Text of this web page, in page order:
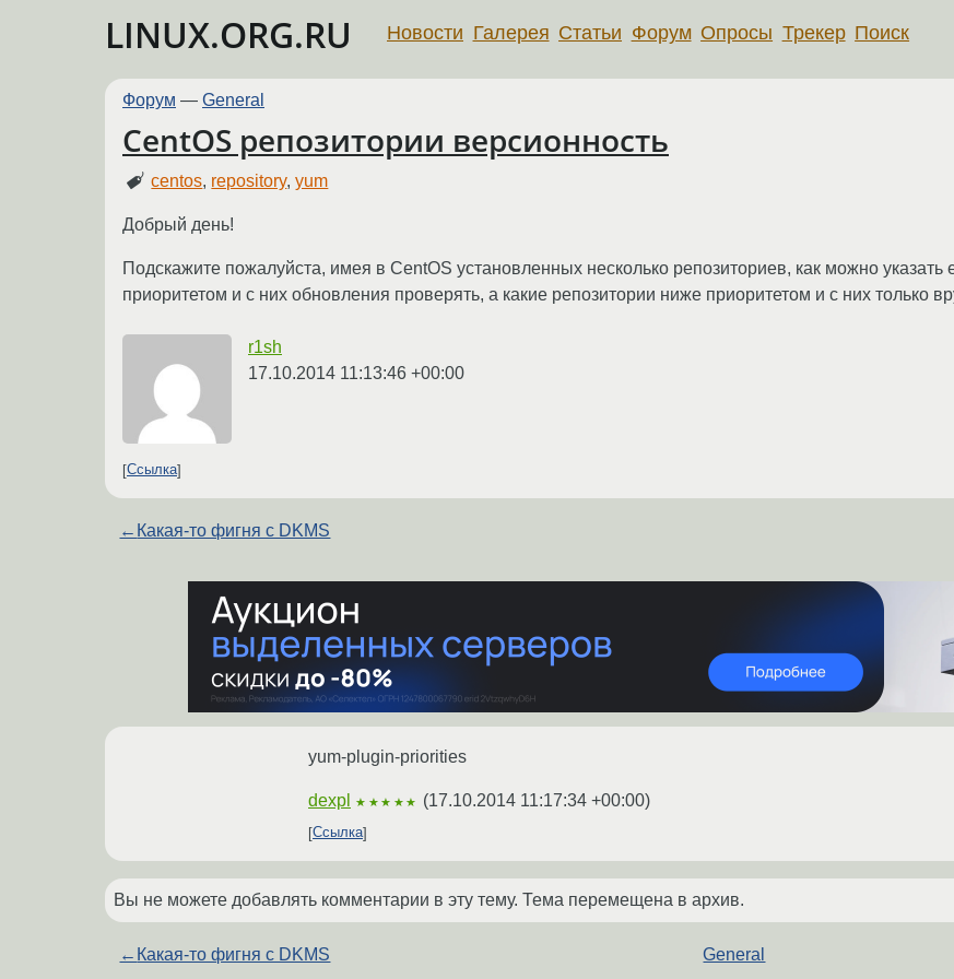
LINUX.ORG.RU Новости Галерея Статьи Форум Опросы Трекер Поиск
Форум — General
CentOS репозитории версионность
centos, repository,yum
Добрый день!
Подскажите пожалуйста, имея в CentOS установленных несколько репозиториев, как можно указать
приоритетом и с них обновления проверять, а какие репозитории ниже приоритетом и с них только
r1sh
17.10.2014 11:13:46 +00:00
Ссылка
← Какая-то фигня с DKMS
yum-plugin-priorities
dexpl ★★★★★ (17.10.2014 11:17:34 +00:00)
Ссылка
Вы не можете добавлять комментарии в эту тему. Тема перемещена в архив.
← Какая-то фигня с DKMS General